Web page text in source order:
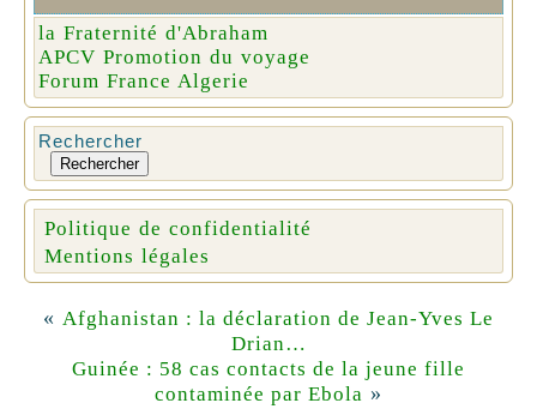
la Fraternité d'Abraham
APCV Promotion du voyage
Forum France Algerie
Rechercher
Rechercher
Politique de confidentialité
Mentions légales
« Afghanistan : la déclaration de Jean-Yves Le
Drian…
Guinée : 58 cas contacts de la jeune fille
contaminée par Ebola »